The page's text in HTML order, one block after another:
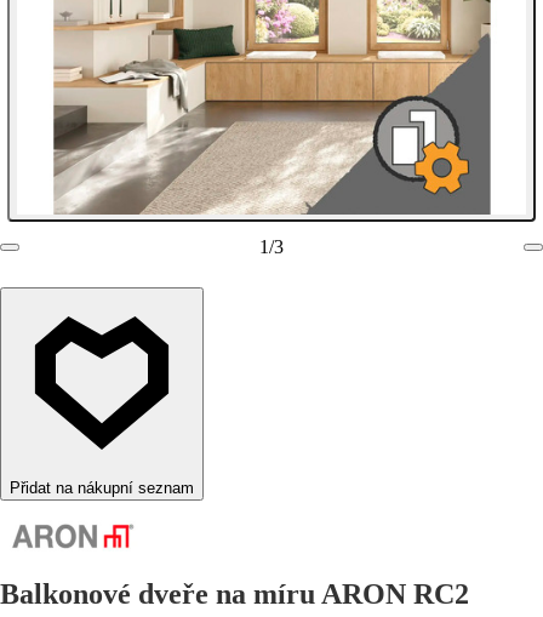
1/3
Přidat na nákupní seznam
Balkonové dveře na míru ARON RC2